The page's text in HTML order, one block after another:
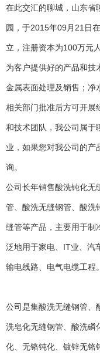
在此交汇的聊城，山东省
园，于2015年09月21日
立，注册资本为100万元
为客户提供好的产品和技
金属表面处理及销售；净
相关部门批准后方可开展
和技术团队，我公司属于
业，如果您对我公司的产
询。
公司长年销售酸洗钝化无
管、酸洗无缝钢管、酸洗
缝管等产品，主要用于制
泛地用于家电、IT业、汽
输电线路、电气电缆工程。
公司是集酸洗无缝钢管、
洗皂化无缝钢管、酸洗磷
化、无铬钝化、镀锌无铬